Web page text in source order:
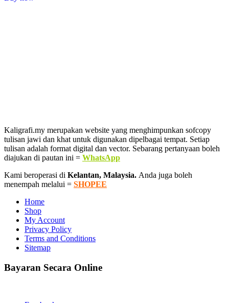
Kaligrafi.my merupakan website yang menghimpunkan sofcopy
tulisan jawi dan khat untuk digunakan dipelbagai tempat. Setiap
tulisan adalah format digital dan vector. Sebarang pertanyaan boleh
diajukan di pautan ini = WhatsApp
Kami beroperasi di Kelantan, Malaysia. Anda juga boleh
menempah melalui = SHOPEE
Home
Shop
My Account
Privacy Policy
Terms and Conditions
Sitemap
Bayaran Secara Online